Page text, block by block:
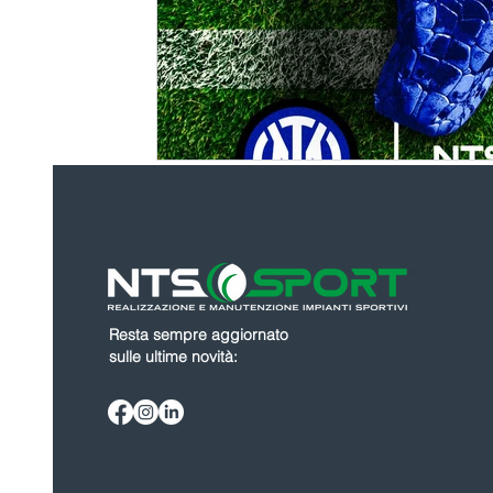
Resta sempre aggiornato
sulle ultime novità: